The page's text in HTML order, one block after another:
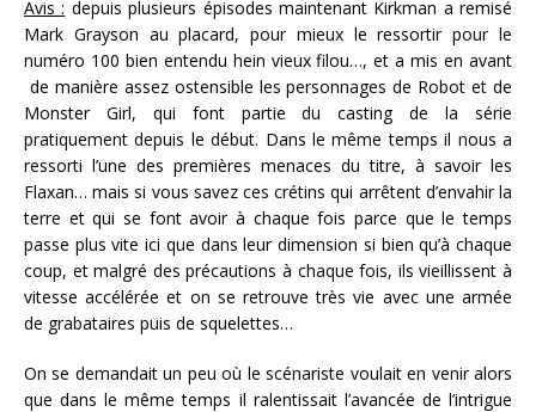
Avis : depuis plusieurs épisodes maintenant Kirkman a remisé
Mark Grayson au placard, pour mieux le ressortir pour le
numéro 100 bien entendu hein vieux filou…, et a mis en avant
de manière assez ostensible les personnages de Robot et de
Monster Girl, qui font partie du casting de la série
pratiquement depuis le début. Dans le même temps il nous a
ressorti l’une des premières menaces du titre, à savoir les
Flaxan… mais si vous savez ces crétins qui arrêtent d’envahir la
terre et qui se font avoir à chaque fois parce que le temps
passe plus vite ici que dans leur dimension si bien qu’à chaque
coup, et malgré des précautions à chaque fois, ils vieillissent à
vitesse accélérée et on se retrouve très vie avec une armée
de grabataires puis de squelettes…
On se demandait un peu où le scénariste voulait en venir alors
que dans le même temps il ralentissait l’avancée de l’intrigue